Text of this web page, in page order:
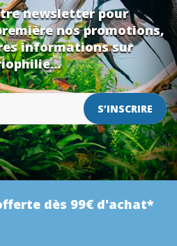
newsletter pour
nos promotions,
informations sur
S’INSCRIRE
dès 99€ d'achat*